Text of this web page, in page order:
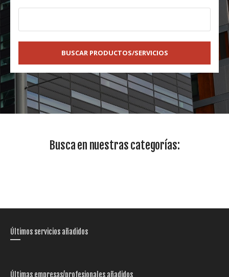
BUSCAR PRODUCTOS/SERVICIOS
Busca en nuestras categorías:
Últimos servicios añadidos
Últimas empresas/profesionales añadidos